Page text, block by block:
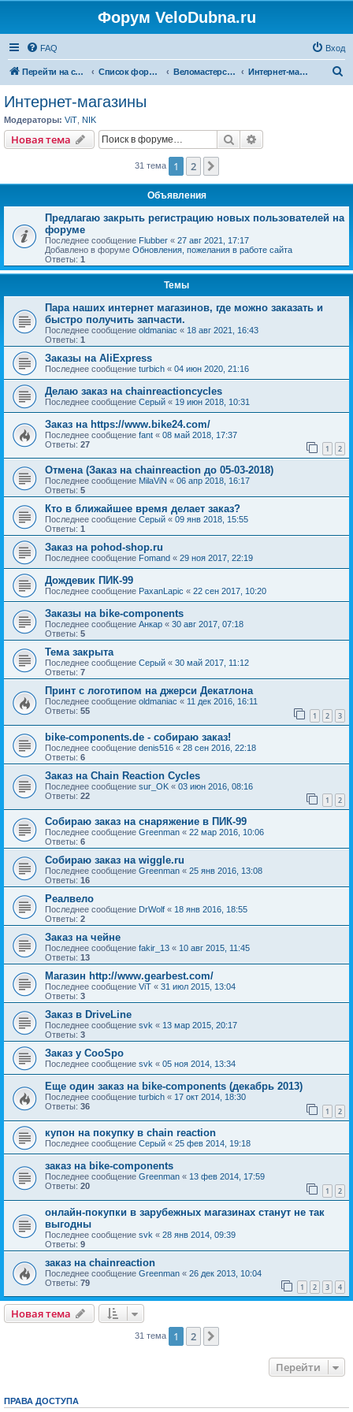
Форум VeloDubna.ru
FAQ Вход
Перейти на сайт Список форумов Веломастерская Интернет-магазины
Интернет-магазины
Модераторы: ViT NIK
Новая тема Поиск
31 тема 1 2
Объявления
Предлагаю закрыть регистрацию новых пользователей на
форуме
Последнее сообщение Flubber « 27 авг 2021, 17:17
Добавлено в форуме Обновления, пожелания в работе сайта
Ответы: 1
Темы
Пара наших интернет магазинов, где можно заказать и
быстро получить запчасти.
Последнее сообщение oldmaniac « 18 авг 2021, 16:43
Ответы: 1
Заказы на AliExpress
Последнее сообщение turbich « 04 июн 2020, 21:16
Делаю заказ на chainreactioncycles
Последнее сообщение Серый « 19 июн 2018, 10:31
Заказ на https://www.bike24.com/
Последнее сообщение fant « 08 май 2018, 17:37
Ответы: 27 1 2
Отмена (Заказ на chainreaction до 05-03-2018)
Последнее сообщение MilaViN « 06 апр 2018, 16:17
Ответы: 5
Кто в ближайшее время делает заказ?
Последнее сообщение Серый « 09 янв 2018, 15:55
Ответы: 1
Заказ на pohod-shop.ru
Последнее сообщение Fomand « 29 ноя 2017, 22:19
Дождевик ПИК-99
Последнее сообщение PaxanLapic « 22 сен 2017, 10:20
Заказы на bike-components
Последнее сообщение Анкар « 30 авг 2017, 07:18
Ответы: 5
Тема закрыта
Последнее сообщение Серый « 30 май 2017, 11:12
Ответы: 7
Принт с логотипом на джерси Декатлона
Последнее сообщение oldmaniac « 11 дек 2016, 16:11
Ответы: 55 1 2 3
bike-components.de - собираю заказ!
Последнее сообщение denis516 « 28 сен 2016, 22:18
Ответы: 6
Заказ на Chain Reaction Cycles
Последнее сообщение sur_OK « 03 июн 2016, 08:16
Ответы: 22 1 2
Собираю заказ на снаряжение в ПИК-99
Последнее сообщение Greenman « 22 мар 2016, 10:06
Ответы: 6
Собираю заказ на wiggle.ru
Последнее сообщение Greenman « 25 янв 2016, 13:08
Ответы: 16
Реалвело
Последнее сообщение DrWolf « 18 янв 2016, 18:55
Ответы: 2
Заказ на чейне
Последнее сообщение fakir_13 « 10 авг 2015, 11:45
Ответы: 13
Магазин http://www.gearbest.com/
Последнее сообщение ViT « 31 июл 2015, 13:04
Ответы: 3
Заказ в DriveLine
Последнее сообщение svk « 13 мар 2015, 20:17
Ответы: 3
Заказ у CooSpo
Последнее сообщение svk « 05 ноя 2014, 13:34
Еще один заказ на bike-components (декабрь 2013)
Последнее сообщение turbich « 17 окт 2014, 18:30
Ответы: 36 1 2
купон на покупку в сhain reaction
Последнее сообщение Серый « 25 фев 2014, 19:18
заказ на bike-components
Последнее сообщение Greenman « 13 фев 2014, 17:59
Ответы: 20 1 2
онлайн-покупки в зарубежных магазинах станут не так
выгодны
Последнее сообщение svk « 28 янв 2014, 09:39
Ответы: 9
заказ на chainreaction
Последнее сообщение Greenman « 26 дек 2013, 10:04
Ответы: 79 1 2 3 4
Новая тема
31 тема 1 2
Перейти
ПРАВА ДОСТУПА